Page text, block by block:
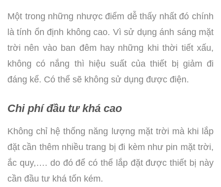
Một trong những nhược điểm dễ thấy nhất đó chính
là tính ổn định không cao. Vì sử dụng ánh sáng mặt
trời nên vào ban đêm hay những khi thời tiết xấu,
không có nắng thì hiệu suất của thiết bị giảm đi
đáng kể. Có thể sẽ không sử dụng được điện.
Chi phí đầu tư khá cao
Không chỉ hệ thống năng lượng mặt trời mà khi lắp
đặt cần thêm nhiều trang bị đi kèm như pin mặt trời,
ắc quy,…. do đó để có thể lắp đặt được thiết bị này
cần đầu tư khá tốn kém.